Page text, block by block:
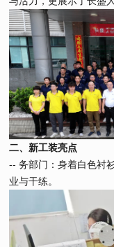
二、新工装亮点
-- 务部门：身着白色衬
业与干练。